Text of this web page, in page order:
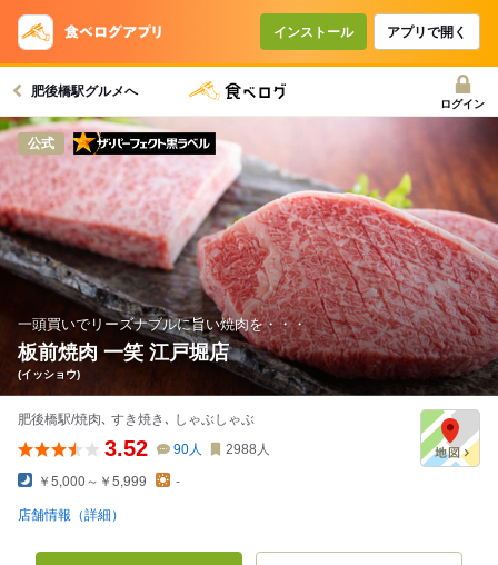
インストール アプリで開く
肥後橋駅グルメへ
ログイン
公式 ザ・パーフェクト黒ラベル
一頭買いでリーズナブルに旨い焼肉を・・・
板前焼肉 一笑 江戸堀店
(イッショウ)
肥後橋駅/焼肉､ すき焼き､ しゃぶしゃぶ
3.52 90人 2988 人
￥5,000～￥5,999 -
店舗情報（詳細）